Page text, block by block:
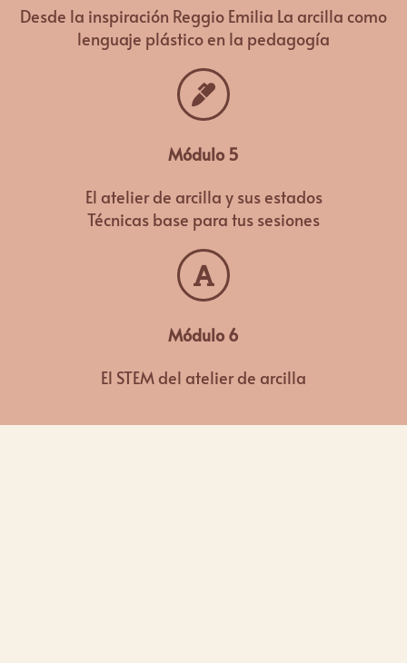
Desde la inspiración Reggio Emilia La arcilla como
lenguaje plástico en la pedagogía
Módulo 5
El atelier de arcilla y sus estados
Técnicas base para tus sesiones
Módulo 6
El STEM del atelier de arcilla